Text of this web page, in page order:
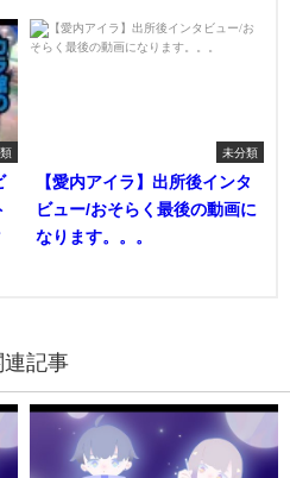
未分類
【愛内アイラ】出所後インタ
ビュー/おそらく最後の動画に
なります。。。
連記事